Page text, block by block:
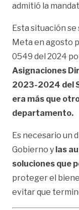
admitió la
Esta situación se
Meta en agosto
0549 del 2024
Asignaciones
2023-2024 del
era más que
departamento.
Es necesario un
Gobierno y las
soluciones que
proteger el
evitar que